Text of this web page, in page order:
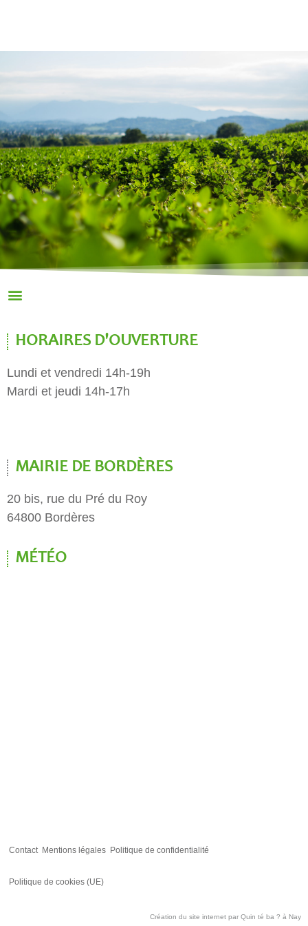
HORAIRES D'OUVERTURE
Lundi et vendredi 14h-19h
Mardi et jeudi 14h-17h
MAIRIE DE BORDÈRES
20 bis, rue du Pré du Roy
64800 Bordères
MÉTÉO
Contact Mentions légales Politique de confidentialité
Politique de cookies (UE)
Création du site internet par Quin té ba ? à Nay